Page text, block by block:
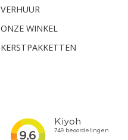
VERHUUR
ONZE WINKEL
KERSTPAKKETTEN